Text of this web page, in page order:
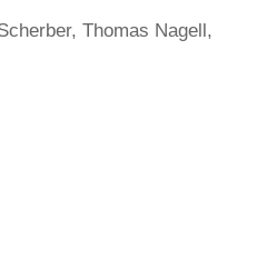
Thomas Nagell,